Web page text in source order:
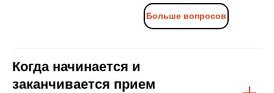
Больше вопросов
Когда начинается и
заканчивается прием